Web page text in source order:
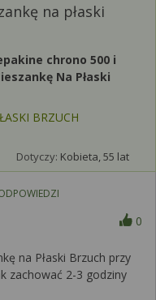
na płaski
chrono 500 i
Na Płaski
BRZUCH
Dotyczy: Kobieta, 55 lat
0
na Płaski Brzuch przy
zachować 2-3 godziny